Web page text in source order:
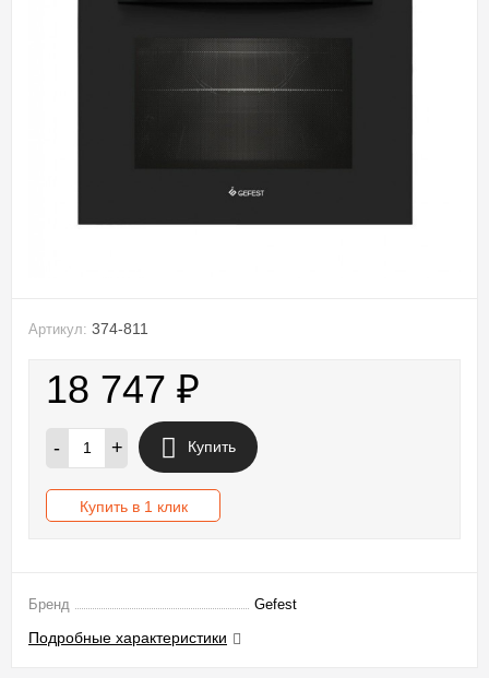
Артикул: 374-811
18 747 ₽
- + Купить
Купить в 1 клик
Бренд Gefest
Подробные характеристики